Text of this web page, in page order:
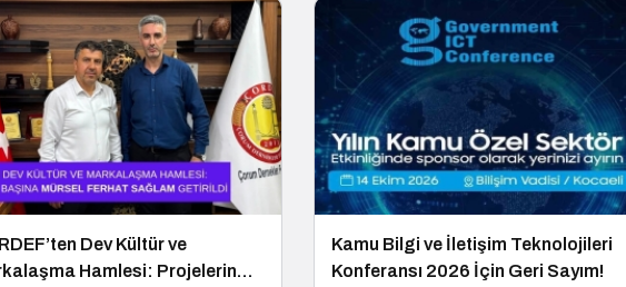
Dev Kültür ve
Hamlesi: Projelerin
Kamu Bilgi ve İletişim Teknolojileri
Konferansı 2026 İçin Geri Sayım!